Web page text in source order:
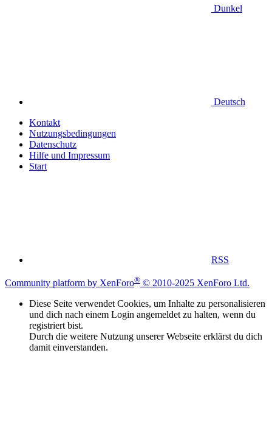
Dunkel
Deutsch
Kontakt
Nutzungsbedingungen
Datenschutz
Hilfe und Impressum
Start
RSS
Community platform by XenForo® © 2010-2025 XenForo Ltd.
Diese Seite verwendet Cookies, um Inhalte zu personalisieren
und dich nach einem Login angemeldet zu halten, wenn du
registriert bist.
Durch die weitere Nutzung unserer Webseite erklärst du dich
damit einverstanden.